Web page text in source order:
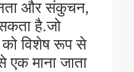
और संकुचन,
है.जो
को विशेष रूप से
माना जाता